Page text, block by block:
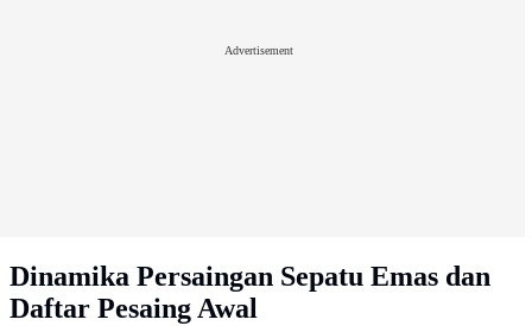
Advertisement
Dinamika Persaingan Sepatu Emas dan
Daftar Pesaing Awal